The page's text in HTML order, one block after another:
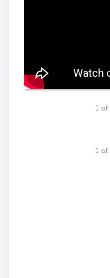
1 of
1 of